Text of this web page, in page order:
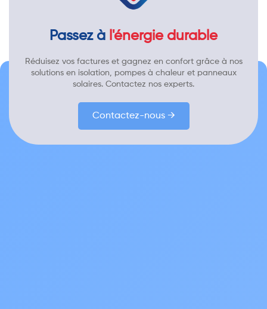
Passez à l'énergie durable
Réduisez vos factures et gagnez en confort grâce à nos
solutions en isolation, pompes à chaleur et panneaux
solaires. Contactez nos experts.
Contactez-nous →